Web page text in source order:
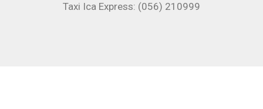
Taxi Ica Express: (056) 210999